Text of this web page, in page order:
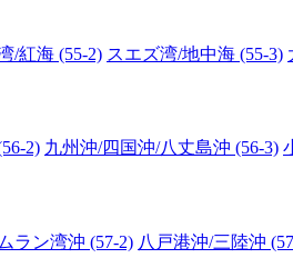
/紅海 (55-2) スエズ湾/地中海 (55-3)
2) 九州沖/四国沖/八丈島沖 (56-3)
ラン湾沖 (57-2) 八戸港沖/三陸沖